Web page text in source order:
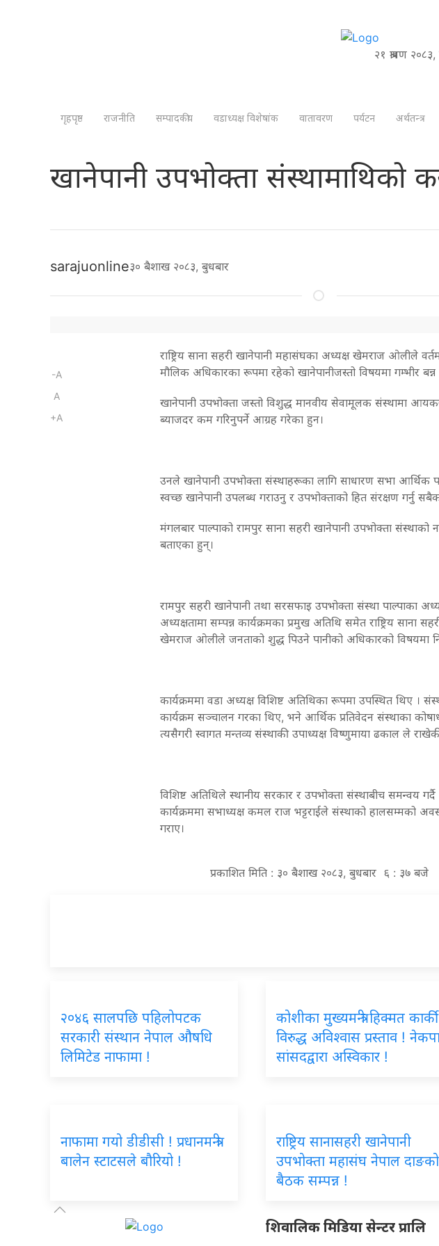
२१ श्रावण
गृहपृष्ठ राजनीति सम्पादकीय वडाध्यक्ष विशेषांक वातावरण पर्यटन अर्थतन्त्र
खानेपानी उपभोक्ता संस्थामाथिको
sarajuonline३० बैशाख २०८३, बुधबार
-A
A
+A
राष्ट्रिय साना सहरी खानेपानी महासंघका अध्यक्ष खेमराज ओलीले
मौलिक अधिकारका रूपमा रहेको खानेपानीजस्तो विषयमा गम्भीर
खानेपानी उपभोक्ता जस्तो विशुद्ध मानवीय सेवामूलक संस्थामा
ब्याजदर कम गरिनुपर्ने आग्रह गरेका हुन।
उनले खानेपानी उपभोक्ता संस्थाहरूका लागि साधारण सभा आर्थिक
स्वच्छ खानेपानी उपलब्ध गराउनु र उपभोक्ताको हित संरक्षण गर्नु
मंगलबार पाल्पाको रामपुर साना सहरी खानेपानी उपभोक्ता संस्थाको
बताएका हुन्।
रामपुर सहरी खानेपानी तथा सरसफाइ उपभोक्ता संस्था पाल्पाका
अध्यक्षतामा सम्पन्न कार्यक्रमका प्रमुख अतिथि समेत राष्ट्रिय साना
खेमराज ओलीले जनताको शुद्ध पिउने पानीको अधिकारको विषयमा
कार्यक्रममा वडा अध्यक्ष विशिष्ट अतिथिका रूपमा उपस्थित थिए ।
कार्यक्रम सञ्चालन गरका थिए, भने आर्थिक प्रतिवेदन संस्थाका
त्यसैगरी स्वागत मन्तव्य संस्थाकी उपाध्यक्ष विष्णुमाया ढकाल ले
विशिष्ट अतिथिले स्थानीय सरकार र उपभोक्ता संस्थाबीच समन्वय
कार्यक्रममा सभाध्यक्ष कमल राज भट्टराईले संस्थाको हालसम्मको
गराए।
प्रकाशित मिति : ३० बैशाख २०८३, बुधबार ६ : ३७ बजे
२०४६ सालपछि पहिलोपटक
सरकारी संस्थान नेपाल औषधि
लिमिटेड नाफामा !
कोशीका मुख्यमन्त्री हिक्मत कार्की
विरुद्ध अविश्वास प्रस्ताव !
सांसदद्वारा अस्विकार !
नाफामा गयो डीडीसी ! प्रधानमन्त्री
बालेन स्टाटसले बौरियो !
राष्ट्रिय सानासहरी खानेपानी
उपभोक्ता महासंघ नेपाल दाङको
बैठक सम्पन्न !
शिवालिक मिडिया सेन्टर प्रालि